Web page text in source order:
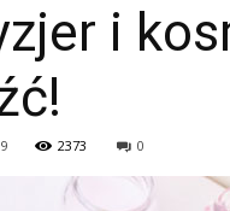
i
2373 0